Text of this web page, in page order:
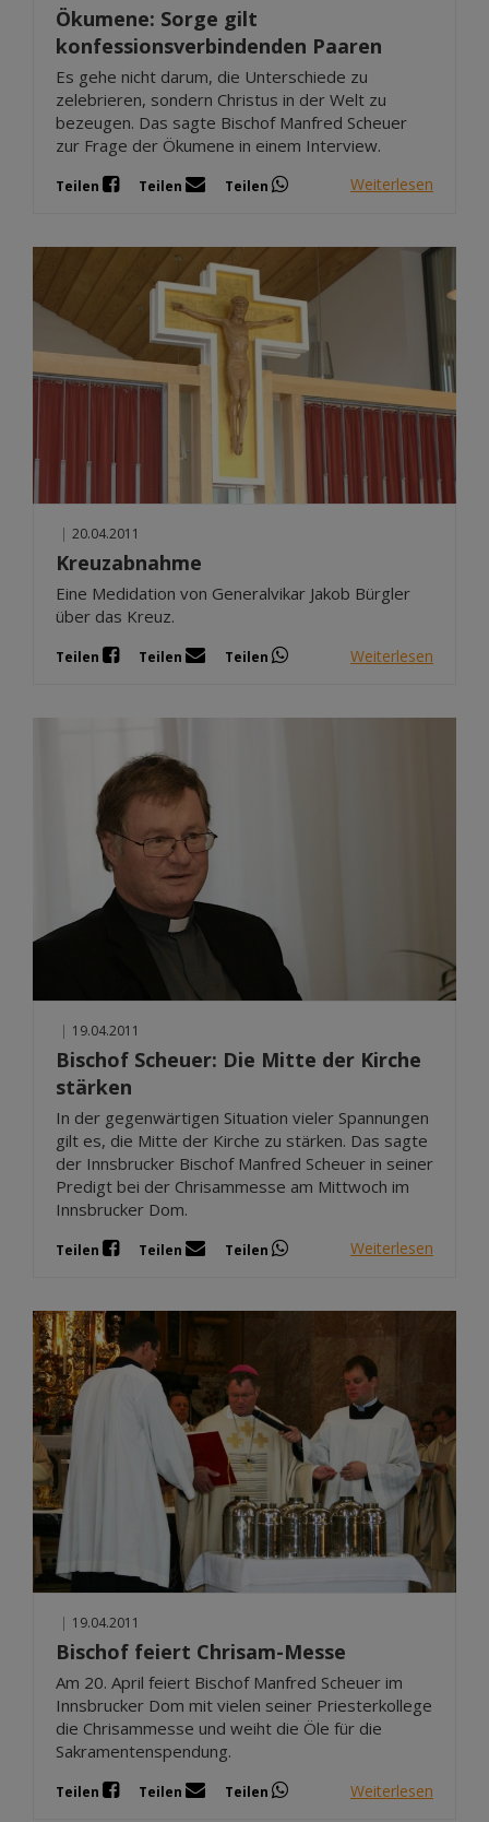
Ökumene: Sorge gilt
konfessionsverbindenden Paaren
Es gehe nicht darum, die Unterschiede zu
zelebrieren, sondern Christus in der Welt zu
bezeugen. Das sagte Bischof Manfred Scheuer
zur Frage der Ökumene in einem Interview.
Teilen Teilen Teilen Weiterlesen
| 20.04.2011
Kreuzabnahme
Eine Medidation von Generalvikar Jakob Bürgler
über das Kreuz.
Teilen Teilen Teilen Weiterlesen
| 19.04.2011
Bischof Scheuer: Die Mitte der Kirche
stärken
In der gegenwärtigen Situation vieler Spannungen
gilt es, die Mitte der Kirche zu stärken. Das sagte
der Innsbrucker Bischof Manfred Scheuer in seiner
Predigt bei der Chrisammesse am Mittwoch im
Innsbrucker Dom.
Teilen Teilen Teilen Weiterlesen
| 19.04.2011
Bischof feiert Chrisam-Messe
Am 20. April feiert Bischof Manfred Scheuer im
Innsbrucker Dom mit vielen seiner Priesterkollege
die Chrisammesse und weiht die Öle für die
Sakramentenspendung.
Teilen Teilen Teilen Weiterlesen